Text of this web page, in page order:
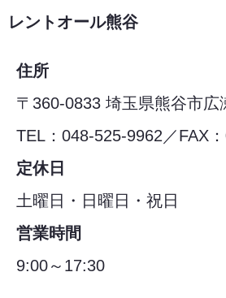
レントオール熊谷
住所
〒360-0833 埼玉県熊谷市広
TEL：048-525-9962／FAX
定休日
土曜日・日曜日・祝日
営業時間
9:00～17:30